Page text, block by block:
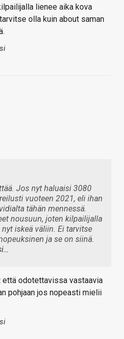
lienee aika kova
olla kuin about saman
Jos nyt haluaisi 3080
vuoteen 2021, eli ihan
tähän mennessä.
nousuun, joten kilpailijalla
iskeä väliin. Ei tarvitse
ja se on siinä.
odotettavissa vastaavia
pohjaan jos nopeasti mielii